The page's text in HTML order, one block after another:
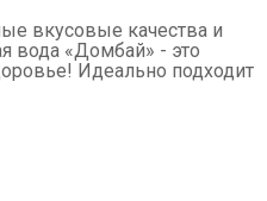
вкусовые качества и
вода «Домбай» - это
Идеально подходит